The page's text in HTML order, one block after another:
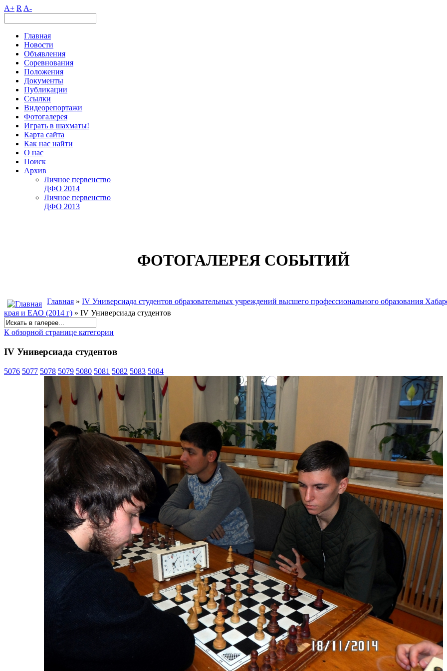
A+ R A-
Главная
Новости
Объявления
Соревнования
Положения
Документы
Публикации
Ссылки
Видеорепортажи
Фотогалерея
Играть в шахматы!
Карта сайта
Как нас найти
О нас
Поиск
Архив
Личное первенство
ДФО 2014
Личное первенство
ДФО 2013
ФОТОГАЛЕРЕЯ СОБЫТИЙ
Главная » IV Универсиада студентов образовательных учреждений высшего профессионального образования
края и ЕАО (2014 г) » IV Универсиада студентов
К обзорной странице категории
IV Универсиада студентов
5076 5077 5078 5079 5080 5081 5082 5083 5084